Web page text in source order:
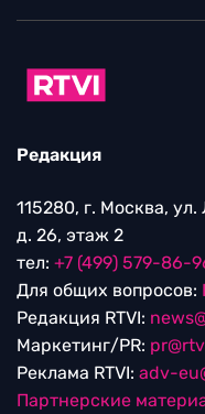
Редакция
115280, г. Москва,
д. 26, этаж 2
тел: +7 (499) 579-86-
Для общих вопросов:
Редакция RTVI:
Маркетинг/PR:
Реклама RTVI: adv-
Партнерские